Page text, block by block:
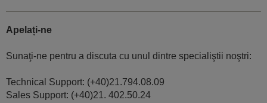
Apelați-ne
Sunaţi-ne pentru a discuta cu unul dintre specialiştii noştri:
Technical Support: (+40)21.794.08.09
Sales Support: (+40)21. 402.50.24